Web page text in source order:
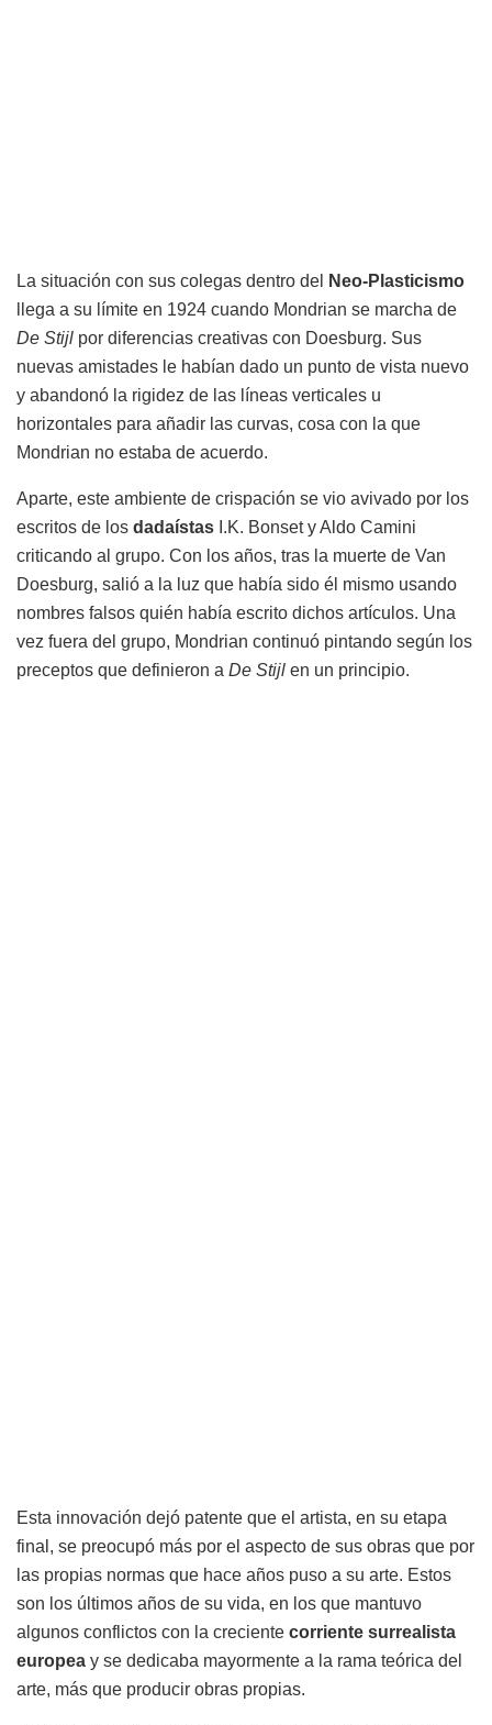
La situación con sus colegas dentro del
Neo-Plasticismo
llega a su límite en 1924 cuando Mondrian se marcha de
De Stijl por diferencias creativas con Doesburg. Sus
nuevas amistades le habían dado un punto de vista nuevo
y abandonó la rigidez de las líneas verticales u
horizontales para añadir las curvas, cosa con la que
Mondrian no estaba de acuerdo.
Aparte, este ambiente de crispación se vio avivado por los
escritos de los dadaístas I.K. Bonset y Aldo Camini
criticando al grupo. Con los años, tras la muerte de Van
Doesburg, salió a la luz que había sido él mismo usando
nombres falsos quién había escrito dichos artículos. Una
vez fuera del grupo, Mondrian continuó pintando según los
preceptos que definieron a De Stijl en un principio.
Esta innovación dejó patente que el artista, en su etapa
final, se preocupó más por el aspecto de sus obras que por
las propias normas que hace años puso a su arte. Estos
son los últimos años de su vida, en los que mantuvo
algunos conflictos con la creciente corriente surrealista
europea y se dedicaba mayormente a la rama teórica del
arte, más que producir obras propias.